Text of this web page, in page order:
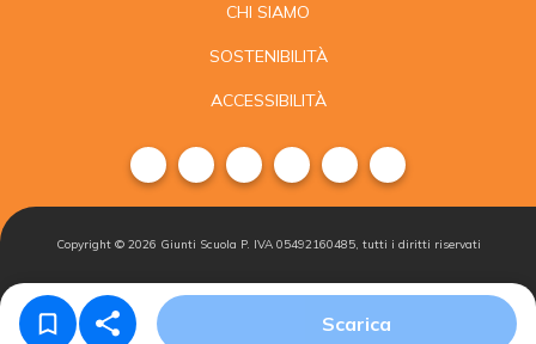
Scarica
CHI SIAMO
SOSTENIBILITÀ
ACCESSIBILITÀ
Copyright © 2026 Giunti Scuola P. IVA 05492160485, tutti i diritti riservati
Condizioni di
vendita
Gestisci i
Iscriviti alla
newsletter